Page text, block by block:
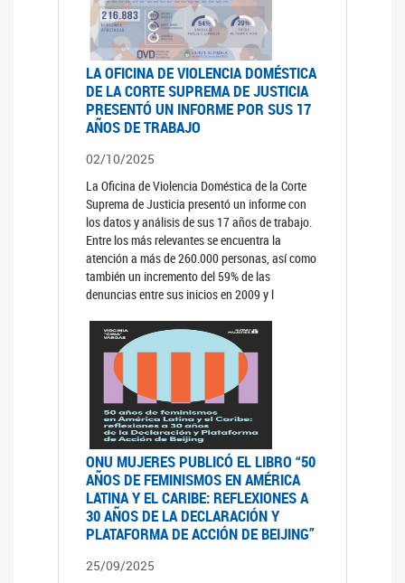
LA OFICINA DE VIOLENCIA DOMÉSTICA
DE LA CORTE SUPREMA DE JUSTICIA
PRESENTÓ UN INFORME POR SUS 17
AÑOS DE TRABAJO
02/10/2025
La Oficina de Violencia Doméstica de la Corte
Suprema de Justicia presentó un informe con
los datos y análisis de sus 17 años de trabajo.
Entre los más relevantes se encuentra la
atención a más de 260.000 personas, así como
también un incremento del 59% de las
denuncias entre sus inicios en 2009 y l
ONU MUJERES PUBLICÓ EL LIBRO “50
AÑOS DE FEMINISMOS EN AMÉRICA
LATINA Y EL CARIBE: REFLEXIONES A
30 AÑOS DE LA DECLARACIÓN Y
PLATAFORMA DE ACCIÓN DE BEIJING”
25/09/2025